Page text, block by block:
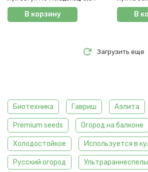
В корзину В
Загрузить еще
Биотехника Гавриш Аэлита
Premium seeds Огород на балконе
Холодостойкое Используется в
Русский огород